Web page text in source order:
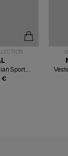
€
Sport